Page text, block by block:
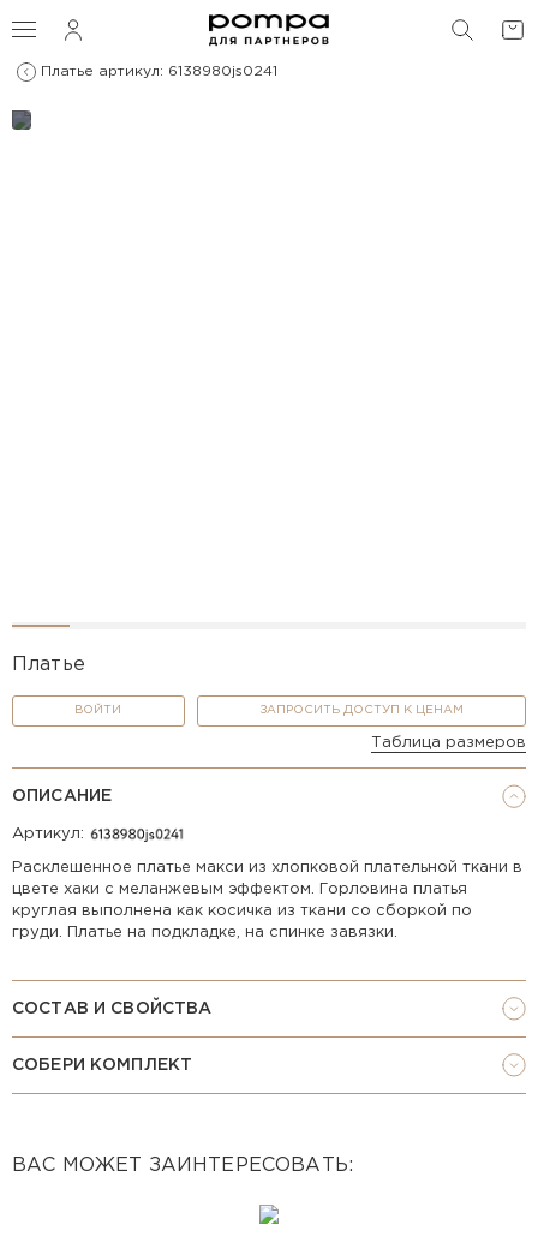
Платье артикул: 6138980js0241
Платье
ВОЙТИ ЗАПРОСИТЬ ДОСТУП К ЦЕНАМ
Таблица размеров
ОПИСАНИЕ
Артикул:
Расклешенное платье макси из хлопковой плательной ткани в
цвете хаки с меланжевым эффектом. Горловина платья
круглая выполнена как косичка из ткани со сборкой по
груди. Платье на подкладке, на спинке завязки.
СОСТАВ И СВОЙСТВА
СОБЕРИ КОМПЛЕКТ
ВАС МОЖЕТ ЗАИНТЕРЕСОВАТЬ: